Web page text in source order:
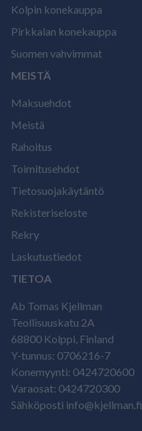
Kolpin konekauppa
Pirkkalan konekauppa
Suomen vahvimmat
MEISTÄ
Maksuehdot
Meistä
Rahoitus
Toimitusehdot
Tietosuojakäytäntö
Rekisteriseloste
Rekry
Laskutustiedot
TIETOA
Ab Tomas Kjellman
Teollisuuskatu 2A
68800 Kolppi, Finland
Y-tunnus: 0706216-7
Konemyynti: 0424720600
Varaosat: 0424720300
Sähköposti info@kjellman.fi